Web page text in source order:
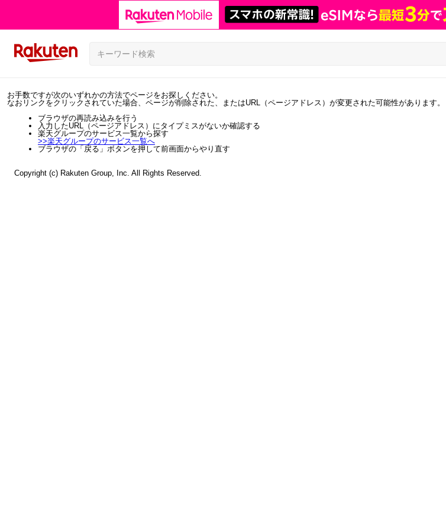
お手数ですが次のいずれかの方法でページをお探しください。
なおリンクをクリックされていた場合、ページが削除された、またはURL（ページアドレス）が変更された可能性があります。
ブラウザの再読み込みを行う
入力したURL（ページアドレス）にタイプミスがないか確認する
楽天グループのサービス一覧から探す
>>楽天グループのサービス一覧へ
ブラウザの「戻る」ボタンを押して前画面からやり直す
Copyright (c) Rakuten Group, Inc. All Rights Reserved.